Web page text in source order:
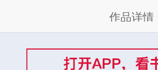
作品详情